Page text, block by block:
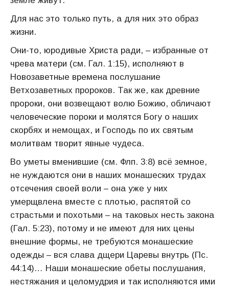
Для нас это только путь, а для них это образ
жизни.
Они-то, юродивые Христа ради, – избранные от
чрева матери (см. Гал. 1:15), исполняют в
Новозаветные времена послушание
Ветхозаветных пророков. Так же, как древние
пророки, они возвещают волю Божию, обличают
человеческие пороки и молятся Богу о наших
скорбях и немощах, и Господь по их святым
молитвам творит явные чудеса.
Во уметы вменившие (см. Флп. 3:8) всё земное,
не нуждаются они в наших монашеских трудах
отсечения своей воли – она уже у них
умерщвлена вместе с плотью, распятой со
страстьми и похотьми – на таковых несть закона
(Гал. 5:23), потому и не имеют для них цены
внешние формы, не требуются монашеские
одежды – вся слава дщери Царевы внутрь (Пс.
44:14)… Наши монашеские обеты послушания,
нестяжания и целомудрия и так исполняются ими